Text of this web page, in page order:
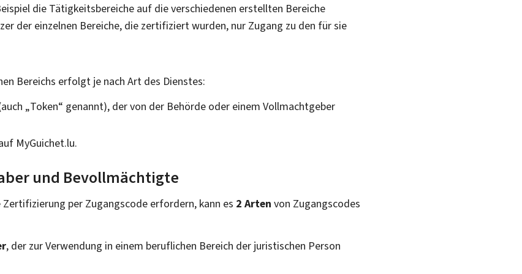
die Tätigkeitsbereiche auf die verschiedenen erstellten Bereiche
der einzelnen Bereiche, die zertifiziert wurden, nur Zugang zu den für sie
Bereichs erfolgt je nach Art des Dienstes:
„Token“ genannt), der von der Behörde oder einem Vollmachtgeber
MyGuichet.lu.
und Bevollmächtigte
per Zugangscode erfordern, kann es 2 Arten von Zugangscodes
, der zur Verwendung in einem beruflichen Bereich der juristischen Person